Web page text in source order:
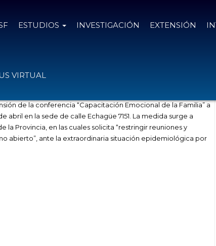
ESTUDIOS INVESTIGACIÓN EXTENSIÓN
VIRTUAL
de la conferencia “Capacitación Emocional de la Familia” a
abril en la sede de calle Echagüe 7151. La medida surge a
Provincia, en las cuales solicita “restringir reuniones y
abierto”, ante la extraordinaria situación epidemiológica por